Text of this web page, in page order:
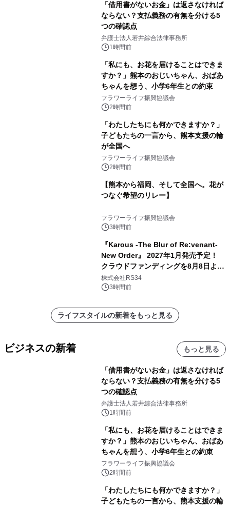
「借用書がないお金」は返さなければ
ならない？支払義務の有無を分ける5
つの確認点
弁護士法人若井綜合法律事務所
1時間前
「私にも、お花を届けることはできま
すか？」熊本のおじいちゃん、おばあ
ちゃんを想う、小学6年生との約束
フラワーライフ振興協議会
2時間前
「わたしたちにも何かできますか？」
子どもたちの一言から、熊本支援の輪
が全国へ
フラワーライフ振興協議会
2時間前
【熊本から福岡、そして全国へ。花が
つなぐ希望のリレー】
フラワーライフ振興協議会
3時間前
『Karous -The Blur of Re:venant-
New Order』 2027年1月発売予定！
クラウドファンディングを8月8日より
開始
株式会社RS34
3時間前
ライフスタイルの新着をもっと見る
ビジネスの新着 もっと見る
「借用書がないお金」は返さなければ
ならない？支払義務の有無を分ける5
つの確認点
弁護士法人若井綜合法律事務所
1時間前
「私にも、お花を届けることはできま
すか？」熊本のおじいちゃん、おばあ
ちゃんを想う、小学6年生との約束
フラワーライフ振興協議会
2時間前
「わたしたちにも何かできますか？」
子どもたちの一言から、熊本支援の輪